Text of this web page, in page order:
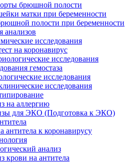
брюшной полости
матки при беременности
полости при беременности
анализов
исследования
на коронавирус
исследования
гемостаза
исследования
исследования
на аллергию
для ЭКО (Подготовка к ЭКО)
антитела к коронавирусу
анализ
крови на антитела